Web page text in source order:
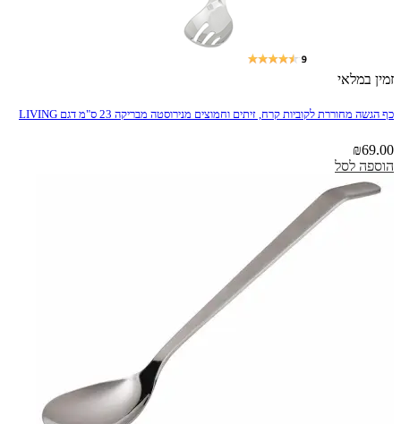
זמין במלאי
כף הגשה מחוררת לקוביות קרח, זיתים וחמוצים מנירוסטה מבריקה 23 ס"מ דגם LIVING
₪69.00
הוספה לסל